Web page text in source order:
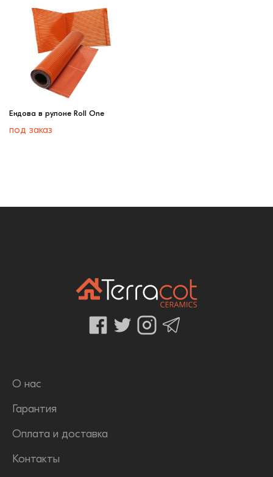
Ендова в рулоне Roll One
под заказ
О нас
Гарантия
Оплата и доставка
Контакты